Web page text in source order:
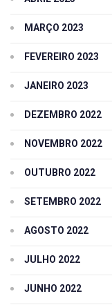
MARÇO 2023
FEVEREIRO 2023
JANEIRO 2023
DEZEMBRO 2022
NOVEMBRO 2022
OUTUBRO 2022
SETEMBRO 2022
AGOSTO 2022
JULHO 2022
JUNHO 2022